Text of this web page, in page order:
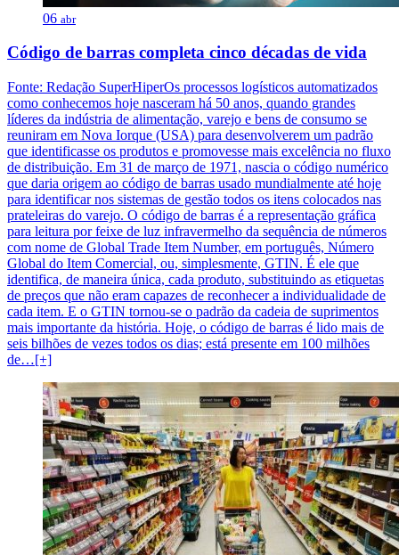
06 abr
Código de barras completa cinco décadas de vida
Fonte: Redação SuperHiperOs processos logísticos automatizados
como conhecemos hoje nasceram há 50 anos, quando grandes
líderes da indústria de alimentação, varejo e bens de consumo se
reuniram em Nova Iorque (USA) para desenvolverem um padrão
que identificasse os produtos e promovesse mais excelência no fluxo
de distribuição. Em 31 de março de 1971, nascia o código numérico
que daria origem ao código de barras usado mundialmente até hoje
para identificar nos sistemas de gestão todos os itens colocados nas
prateleiras do varejo. O código de barras é a representação gráfica
para leitura por feixe de luz infravermelho da sequência de números
com nome de Global Trade Item Number, em português, Número
Global do Item Comercial, ou, simplesmente, GTIN. É ele que
identifica, de maneira única, cada produto, substituindo as etiquetas
de preços que não eram capazes de reconhecer a individualidade de
cada item. E o GTIN tornou-se o padrão da cadeia de suprimentos
mais importante da história. Hoje, o código de barras é lido mais de
seis bilhões de vezes todos os dias; está presente em 100 milhões
de…[+]